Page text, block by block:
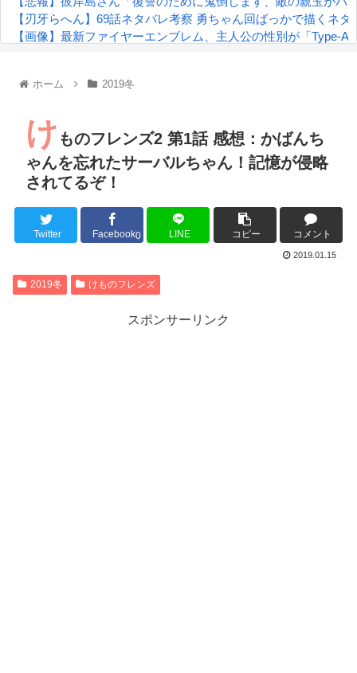
【刃牙らへん】69話ネタバレ考察 勇ちゃん回ばっかで描くネ
【画像】最新ファイヤーエンブレム、主人公の性別が「Type-
『進撃の巨人』で一番面白いところってｗｗｗｗｗ
るろうに剣心 -明治剣客浪漫譚- 京都動乱 第33話の感想
同盟、帝国、フェザーン。生まれるなら何処がいいか問題！
Powered by livedoor 相互RSS
ホーム 2019冬
け ものフレンズ2 第1話 感想：かばんち
ゃんを忘れたサーバルちゃん！記憶が侵略
されてるぞ！
Twitter Facebook0 LINE コピー コメント
2019.01.15
2019冬 けものフレンズ
スポンサーリンク